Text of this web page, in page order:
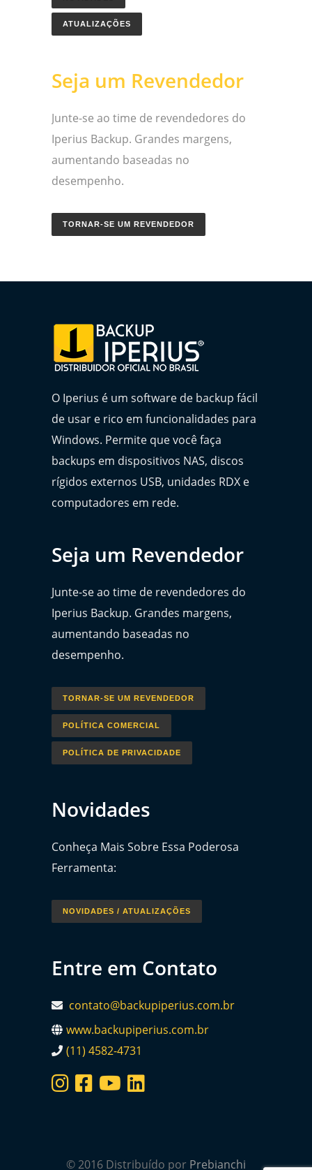
ATUALIZAÇÕES
Seja um Revendedor
Junte-se ao time de revendedores do
Iperius Backup. Grandes margens,
aumentando baseadas no
desempenho.
TORNAR-SE UM REVENDEDOR
O Iperius é um software de backup fácil
de usar e rico em funcionalidades para
Windows. Permite que você faça
backups em dispositivos NAS, discos
rígidos externos USB, unidades RDX e
computadores em rede.
Seja um Revendedor
Junte-se ao time de revendedores do
Iperius Backup. Grandes margens,
aumentando baseadas no
desempenho.
TORNAR-SE UM REVENDEDOR
POLÍTICA COMERCIAL
POLÍTICA DE PRIVACIDADE
Novidades
Conheça Mais Sobre Essa Poderosa
Ferramenta:
NOVIDADES / ATUALIZAÇÕES
Entre em Contato
contato@backupiperius.com.br
www.backupiperius.com.br
(11) 4582-4731
© 2016 Distribuído por Prebianchi